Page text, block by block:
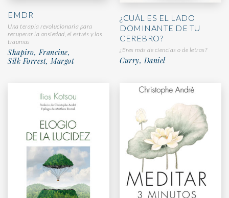
EMDR
Una terapia revolucionaria para
recuperar la ansiedad, el estrés y los
traumas
Shapiro, Francine,
Silk Forrest, Margot
¿CUÁL ES EL LADO
DOMINANTE DE TU
CEREBRO?
¿Eres más de ciencias o de letras?
Curry, Daniel